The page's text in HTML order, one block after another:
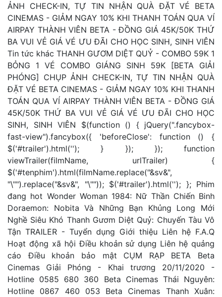
ẢNH CHECK-IN, TỰ TIN NHẬN QUÀ ĐẶT VÉ BETA
CINEMAS - GIẢM NGAY 10% KHI THANH TOÁN QUA VÍ
AIRPAY THÀNH VIÊN BETA - ĐỒNG GIÁ 45K/50K THỨ
BA VUI VẺ GIÁ VÉ ƯU ĐÃI CHO HỌC SINH, SINH VIÊN
Tin tức khác THANH GƯƠM DIỆT QUỶ - COMBO 59K 1
BỎNG 1 VÉ COMBO GIÁNG SINH 59K [BETA GIẢI
PHÓNG] CHỤP ẢNH CHECK-IN, TỰ TIN NHẬN QUÀ
ĐẶT VÉ BETA CINEMAS - GIẢM NGAY 10% KHI THANH
TOÁN QUA VÍ AIRPAY THÀNH VIÊN BETA - ĐỒNG GIÁ
45K/50K THỨ BA VUI VẺ GIÁ VÉ ƯU ĐÃI CHO HỌC
SINH, SINH VIÊN $(function () { jQuery(".fancybox-
fast-view").fancybox({ 'beforeClose': function () {
$('#trailer').html(''); } }); }); function
viewTrailer(filmName, urlTrailer) {
$('#tenphim').html(filmName.replace("&sv&",
"\"").replace("&sv&", "\"")); $('#trailer').html(''); }; Phim
đang hot Wonder Woman 1984: Nữ Thần Chiến Binh
Doraemon: Nobita Và Những Bạn Khủng Long Mới
Nghề Siêu Khó Thanh Gươm Diệt Quỷ: Chuyến Tàu Vô
Tận TRAILER - Tuyển dụng Giới thiệu Liên hệ F.A.Q
Hoạt động xã hội Điều khoản sử dụng Liên hệ quảng
cáo Điều khoản bảo mật CỤM RẠP BETA Beta
Cinemas Giải Phóng - Khai trương 20/11/2020 -
Hotline 0585 680 360 Beta Cinemas Thái Nguyên:
Hotline 0867 460 053 Beta Cinemas Thanh Xuân: